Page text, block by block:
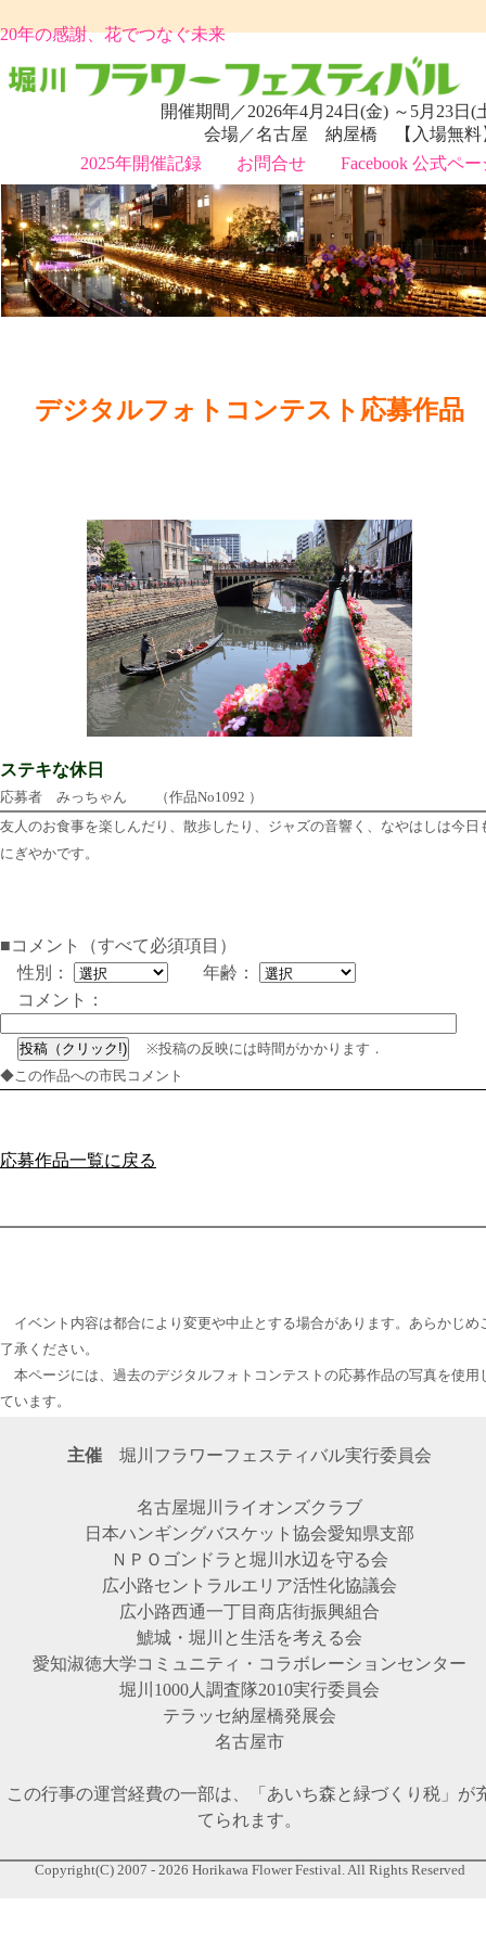
20年の感謝、花でつなぐ未来
開催期間／2026年4月24日(金) ～5月23日(
会場／名古屋 納屋橋 【入場無料
2025年開催記録
お問合せ Facebook 公式ペー
デジタルフォトコンテスト応募作品
ステキな休日
応募者 みっちゃん （作品No1092 ）
友人のお食事を楽しんだり、散歩したり、ジャズの音響く、なやはしは今日
にぎやかです。
■コメント（すべて必須項目）
性別：
年齢：
コメント：
※投稿の反映には時間がかかります．
◆この作品への市民コメント
応募作品一覧に戻る
イベント内容は都合により変更や中止とする場合があります。あらかじめ
了承ください。
本ページには、過去のデジタルフォトコンテストの応募作品の写真を使用
ています。
主催 堀川フラワーフェスティバル実行委員会
名古屋堀川ライオンズクラブ
日本ハンギングバスケット協会愛知県支部
ＮＰＯゴンドラと堀川水辺を守る会
広小路セントラルエリア活性化協議会
広小路西通一丁目商店街振興組合
鯱城・堀川と生活を考える会
愛知淑徳大学コミュニティ・コラボレーションセンター
堀川1000人調査隊2010実行委員会
テラッセ納屋橋発展会
名古屋市
この行事の運営経費の一部は、「あいち森と緑づくり税」が
てられます。
Copyright(C) 2007 - 2026 Horikawa Flower Festival. All Rights Reserved